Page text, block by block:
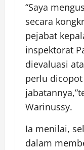
“Saya
secara
pejabat
inspektorat
dievaluasi
perlu
Warinussy.
Ia menilai,
dalam